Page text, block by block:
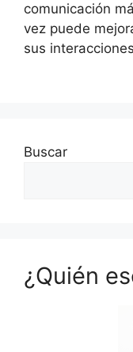
comunicación
vez puede
sus
Buscar
¿Quién